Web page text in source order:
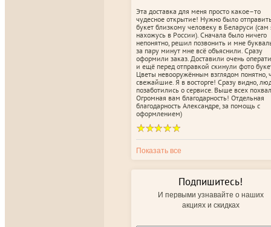
Эта доставка для меня просто какое–то
чудесное открытие! Нужно было
букет близкому человеку в Беларуси (сам
нахожусь в России). Сначала было ничего
непонятно, решил позвонить и мне
за пару минут мне всё объяснили. Сразу
оформили заказ. Доставили очень
и ещё перед отправкой скинули фото
Цветы невооружённым взглядом понятно,
свежайшие. Я в восторге! Сразу видно,
позаботились о сервисе. Выше всех похвал.
Огромная вам благодарность! Отдельная
благодарность Александре, за помощь с
оформлением)
Показать все
Подпишитесь!
И первыми узнавайте о наших
акциях и скидках